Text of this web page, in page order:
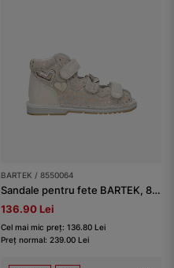
BARTEK / 8550064
Sandale pentru fete BARTEK, 85500-64, bej-auriu
136.90 Lei
Cel mai mic preț: 136.80 Lei
Preț normal: 239.00 Lei